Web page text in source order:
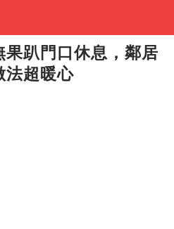
趴門口休息，鄰居
法超暖心